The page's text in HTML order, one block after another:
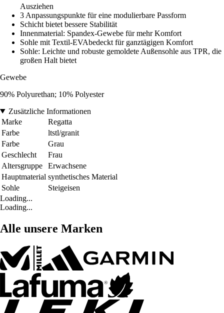
Ausziehen
3 Anpassungspunkte für eine modulierbare Passform
Schicht bietet bessere Stabilität
Innenmaterial: Spandex-Gewebe für mehr Komfort
Sohle mit Textil-EVAbedeckt für ganztägigen Komfort
Sohle: Leichte und robuste gemoldete Außensohle aus TPR, die
großen Halt bietet
Gewebe
90% Polyurethan; 10% Polyester
Zusätzliche Informationen
Marke
Regatta
Farbe
ltstl/granit
Farbe
Grau
Geschlecht
Frau
Altersgruppe
Erwachsene
Hauptmaterial synthetisches Material
Sohle
Steigeisen
Loading...
Loading...
Alle unsere Marken